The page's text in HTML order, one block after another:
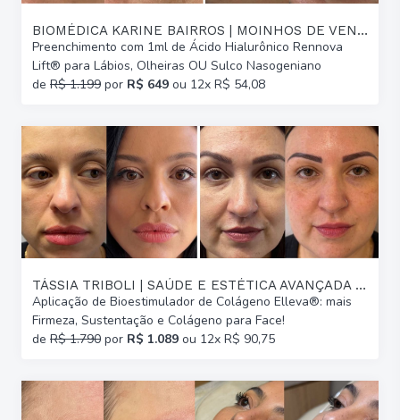
BIOMÉDICA KARINE BAIRROS | MOINHOS DE VENTO
Preenchimento com 1ml de Ácido Hialurônico Rennova
Lift® para Lábios, Olheiras OU Sulco Nasogeniano
de R$ 1.199 por R$ 649 ou 12x R$ 54,08
TÁSSIA TRIBOLI | SAÚDE E ESTÉTICA AVANÇADA | GLÓRIA
Aplicação de Bioestimulador de Colágeno Elleva®: mais
Firmeza, Sustentação e Colágeno para Face!
de R$ 1.790 por R$ 1.089 ou 12x R$ 90,75